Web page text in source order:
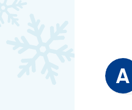
A